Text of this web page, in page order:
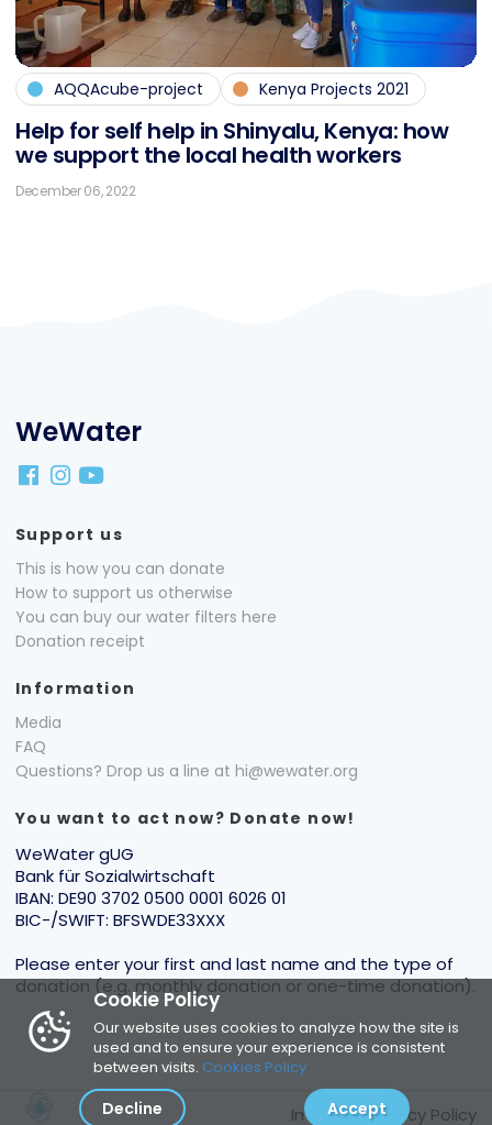
AQQAcube-project Kenya Projects 2021
Help for self help in Shin­ya­lu, Ke­nya: how
we sup­port the lo­cal health workers
December 06, 2022
Cookie Policy
Our website uses cookies to analyze how the site is
used and to ensure your experience is consistent
between visits. Cookies Policy
Decline Accept
WeWater
Support us
This is how you can donate
How to support us otherwise
You can buy our water filters here
Donation receipt
Information
Media
FAQ
Questions? Drop us a line at hi@wewater.org
You want to act now? Donate now!
WeWater gUG
Bank für Sozialwirtschaft
IBAN: DE90 3702 0500 0001 6026 01
BIC-/SWIFT: BFSWDE33XXX
Please enter your first and last name and the type of
donation (e.g. monthly donation or one-time donation).
Imprint | Privacy Policy